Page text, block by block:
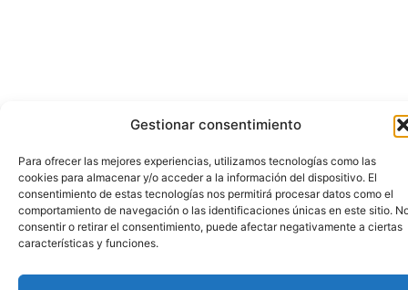
Gestionar consentimiento
Para ofrecer las mejores experiencias, utilizamos tecnologías como las
cookies para almacenar y/o acceder a la información del dispositivo. El
consentimiento de estas tecnologías nos permitirá procesar datos como el
comportamiento de navegación o las identificaciones únicas en este sitio.
consentir o retirar el consentimiento, puede afectar negativamente a ciertas
características y funciones.